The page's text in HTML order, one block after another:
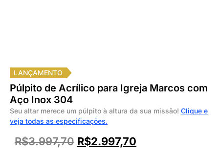
LANÇAMENTO
Púlpito de Acrílico para Igreja Marcos com
Aço Inox 304
Seu altar merece um púlpito à altura da sua missão! Clique e
veja todas as especificações.
R$3.997,70 R$2.997,70